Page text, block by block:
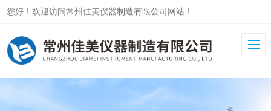
您好！欢迎访问常州佳美仪器制造有限公司网站！